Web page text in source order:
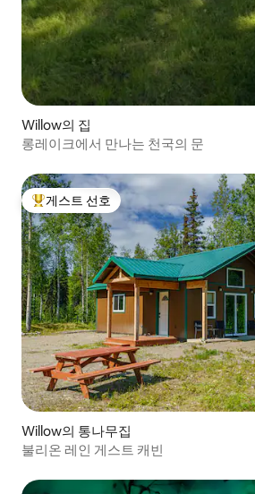
Willow의 집
롱레이크에서 만나는 천국의 문
상위 게스트 선호
게스트 선호
Willow의 통나무집
불리온 레인 게스트 캐빈